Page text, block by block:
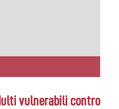
vulnerabili contro